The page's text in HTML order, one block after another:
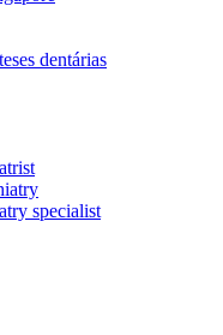
dentárias
specialist